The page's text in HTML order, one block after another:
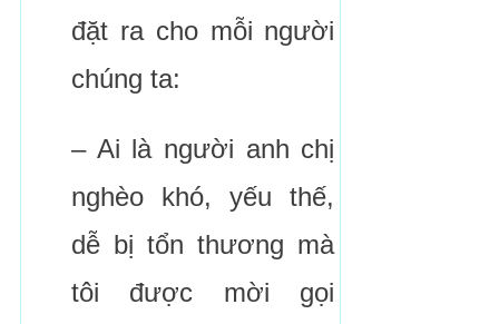
đặt ra cho mỗi người
chúng ta:
– Ai là người anh chị
nghèo khó, yếu thế,
dễ bị tổn thương mà
tôi được mời gọi